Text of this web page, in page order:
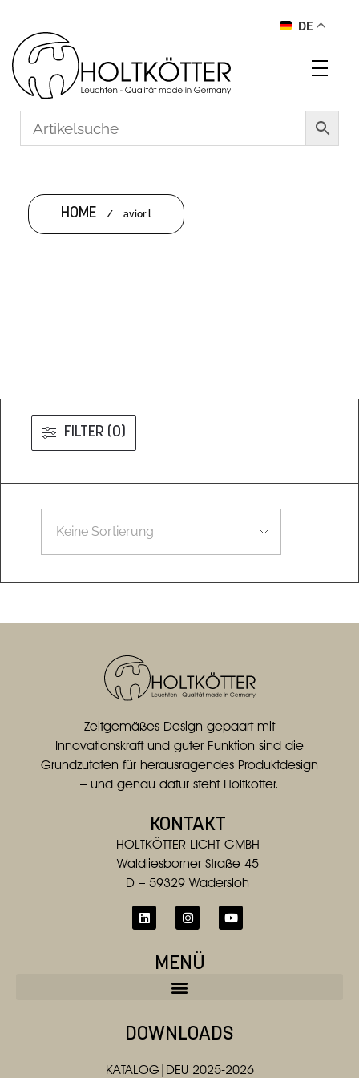
DE
HOME / avior l
FILTER (0)
Zeitgemäßes Design gepaart mit
Innovationskraft und guter Funktion sind die
Grundzutaten für herausragendes Produktdesign
– und genau dafür steht Holtkötter.
KONTAKT
HOLTKÖTTER LICHT GMBH
Waldliesborner Straße 45
D – 59329 Wadersloh
MENÜ
DOWNLOADS
KATALOG|DEU 2025-2026